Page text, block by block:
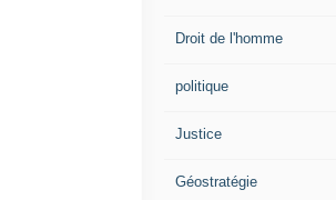
Droit de l'homme
politique
Justice
Géostratégie